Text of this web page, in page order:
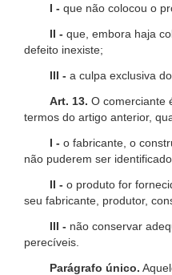
I - que não colocou o
II - que, embora haja
defeito inexiste;
III - a culpa exclusiva
Art. 13. O comerciante
termos do artigo anterior,
I - o fabricante, o
não puderem ser
II - o produto for
seu fabricante, produtor,
III - não conservar
perecíveis.
Parágrafo único.